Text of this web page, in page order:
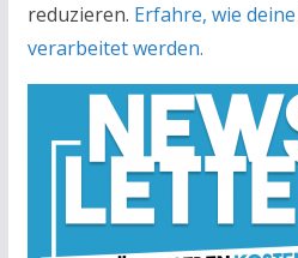
reduzieren. Erfahre, wie
verarbeitet werden.